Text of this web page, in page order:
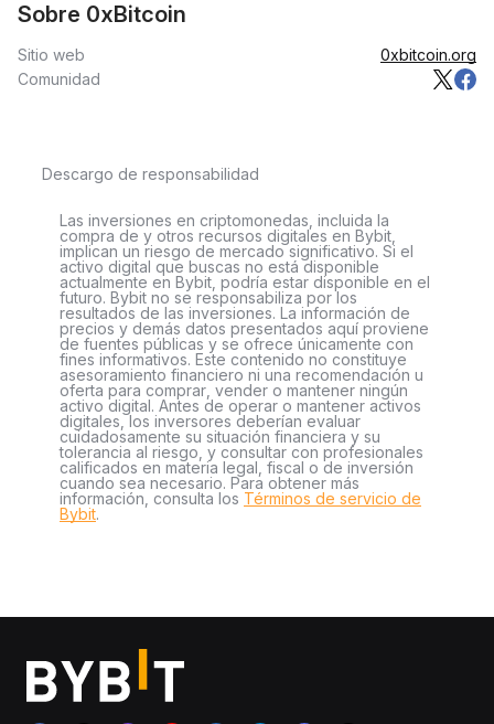
Sobre 0xBitcoin
Sitio web
0xbitcoin.org
Comunidad
Descargo de responsabilidad
Las inversiones en criptomonedas, incluida la
compra de y otros recursos digitales en Bybit,
implican un riesgo de mercado significativo. Si el
activo digital que buscas no está disponible
actualmente en Bybit, podría estar disponible en el
futuro. Bybit no se responsabiliza por los
resultados de las inversiones. La información de
precios y demás datos presentados aquí proviene
de fuentes públicas y se ofrece únicamente con
fines informativos. Este contenido no constituye
asesoramiento financiero ni una recomendación u
oferta para comprar, vender o mantener ningún
activo digital. Antes de operar o mantener activos
digitales, los inversores deberían evaluar
cuidadosamente su situación financiera y su
tolerancia al riesgo, y consultar con profesionales
calificados en materia legal, fiscal o de inversión
cuando sea necesario. Para obtener más
información, consulta los Términos de servicio de
Bybit.